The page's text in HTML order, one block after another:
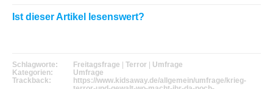
Ist dieser Artikel lesenswert?
Schlagworte: Freitagsfrage | Terror | Umfrage
Kategorien:
Umfrage
Trackback:
https://www.kidsaway.de/allgemein/umfrage/krieg-